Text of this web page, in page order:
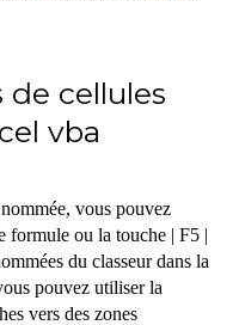
de cellules
vba
vous pouvez
formule ou la touche | F5 |
du classeur dans la
pouvez utiliser la
vers des zones